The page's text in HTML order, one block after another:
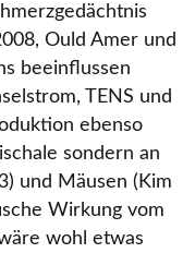
Ould Amer und
beeinflussen
TENS und
ebenso
sondern an
und Mäusen (Kim
Wirkung vom
wohl etwas